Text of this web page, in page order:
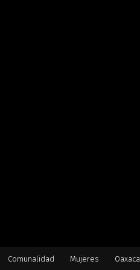
Comunalidad Mujeres Oaxaca